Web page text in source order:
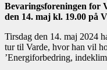
Bevaringsforeningen for
den 14. maj kl. 19.00 på
Tirsdag den 14. maj 2024
tur til Varde, hvor han vil
’Energiforbedring,